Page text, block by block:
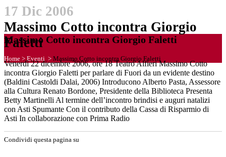
Massimo Cotto incontra Giorgio Faletti
Home > Eventi > Massimo Cotto incontra Giorgio Faletti
17 Dic 2006
Massimo Cotto incontra Giorgio
Faletti
Venerdì 22 dicembre 2006, ore 18 Teatro Alfieri Massimo Cotto
incontra Giorgio Faletti per parlare di Fuori da un evidente destino
(Baldini Castoldi Dalai, 2006) Introducono Alberto Pasta, Assessore
alla Cultura Renato Bordone, Presidente della Biblioteca Presenta
Betty Martinelli Al termine dell’incontro brindisi e auguri natalizi
con Asti Spumante Con il contributo della Cassa di Risparmio di
Asti In collaborazione con Prima Radio
Condividi questa pagina su